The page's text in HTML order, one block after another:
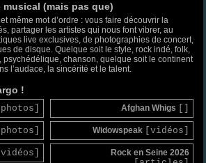
musical (mais pas que)
même mot d’ordre : vous faire découvrir la
partager les artistes qui nous font vibrer, au
live exclusives, de photographies de concert,
de disque. Quelque soit le style, rock indé, folk,
psychédélique, chanson, quelque soit le continent
l’audace, la sincérité et le talent.
!
[photos] Afghan Whigs
[photos] Widowspeak [vidéos]
[vidéos] Rock en Seine 2026